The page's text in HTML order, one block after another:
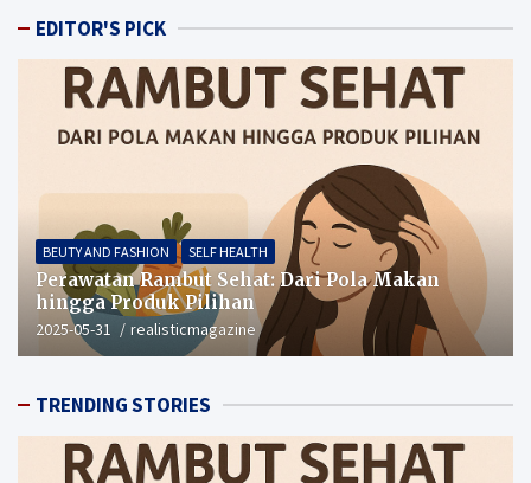
EDITOR'S PICK
BEUTY AND FASHION SELF HEALTH
Perawatan Rambut Sehat: Dari Pola Makan
hingga Produk Pilihan
2025-05-31 realisticmagazine
TRENDING STORIES